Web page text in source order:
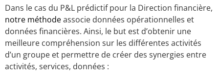
Dans le cas du P&L prédictif pour la Direction financière,
notre méthodeassocie données opérationnelles et
données financières. Ainsi, le but est d’obtenir une
meilleure compréhension sur les différentes activités
d’un groupe et permettre de créer des synergies entre
activités, services, données :